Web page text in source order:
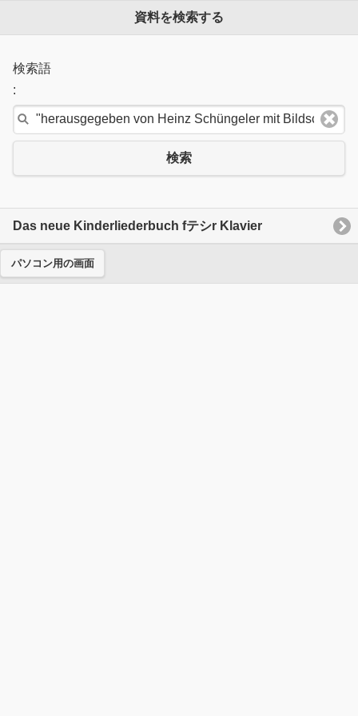
資料を検索する
検索語
:
検索
Das neue Kinderliederbuch fテシr Klavier
パソコン用の画面